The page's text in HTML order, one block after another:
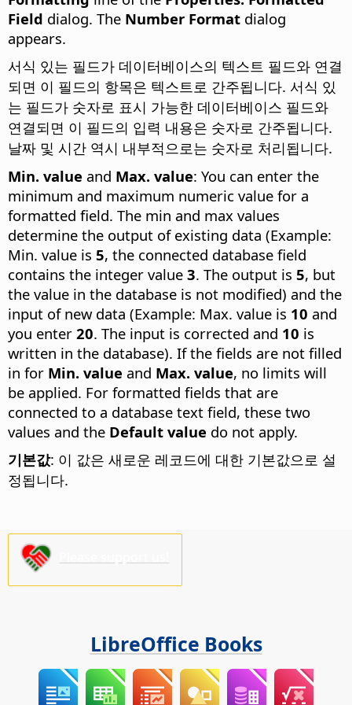
Field dialog. The Number Format dialog
appears.
서식 있는 필드가 데이터베이스의 텍스트 필드와 연결
되면 이 필드의 항목은 텍스트로 간주됩니다. 서식 있
는 필드가 숫자로 표시 가능한 데이터베이스 필드와
연결되면 이 필드의 입력 내용은 숫자로 간주됩니다.
날짜 및 시간 역시 내부적으로는 숫자로 처리됩니다.
Min. value and Max. value: You can enter the
minimum and maximum numeric value for a
formatted field. The min and max values
determine the output of existing data (Example:
Min. value is 5, the connected database field
contains the integer value 3. The output is 5, but
the value in the database is not modified) and the
input of new data (Example: Max. value is 10 and
you enter 20. The input is corrected and 10 is
written in the database). If the fields are not filled
in for Min. value and Max. value, no limits will
be applied. For formatted fields that are
connected to a database text field, these two
values and the Default value do not apply.
기본값: 이 값은 새로운 레코드에 대한 기본값으로 설
정됩니다.
LibreOffice Books